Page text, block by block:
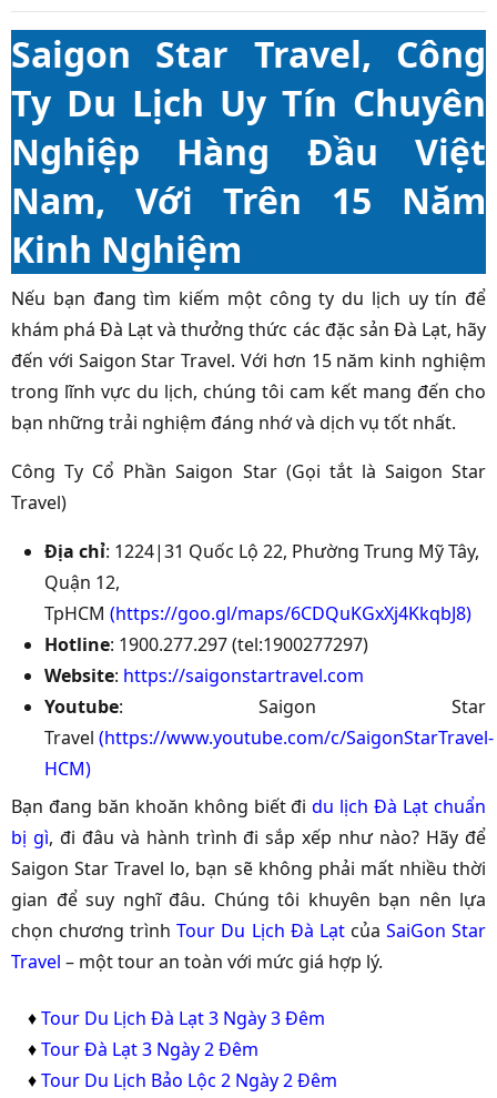
Saigon Star Travel, Công
Ty Du Lịch Uy Tín Chuyên
Nghiệp Hàng Đầu Việt
Nam, Với Trên 15 Năm
Kinh Nghiệm
Nếu bạn đang tìm kiếm một công ty du lịch uy tín để
khám phá Đà Lạt và thưởng thức các đặc sản Đà Lạt, hãy
đến với Saigon Star Travel. Với hơn 15 năm kinh nghiệm
trong lĩnh vực du lịch, chúng tôi cam kết mang đến cho
bạn những trải nghiệm đáng nhớ và dịch vụ tốt nhất.
Công Ty Cổ Phần Saigon Star (Gọi tắt là Saigon Star
Travel)
Địa chỉ: 1224|31 Quốc Lộ 22, Phường Trung Mỹ Tây,
Quận 12,
TpHCM (https://goo.gl/maps/6CDQuKGxXj4KkqbJ8)
Hotline: 1900.277.297 (tel:1900277297)
Website: https://saigonstartravel.com
Youtube: Saigon Star
Travel (https://www.youtube.com/c/SaigonStarTravel-
HCM)
Bạn đang băn khoăn không biết đidu lịch Đà Lạt chuẩn
bị gì, đi đâu và hành trình đi sắp xếp như nào? Hãy để
Saigon Star Travel lo, bạn sẽ không phải mất nhiều thời
gian để suy nghĩ đâu. Chúng tôi khuyên bạn nên lựa
chọn chương trìnhTour Du Lịch Đà Lạt của SaiGon Star
Travel – một tour an toàn với mức giá hợp lý.
♦Tour Du Lịch Đà Lạt 3 Ngày 3 Đêm
♦Tour Đà Lạt 3 Ngày 2 Đêm
♦Tour Du Lịch Bảo Lộc 2 Ngày 2 Đêm